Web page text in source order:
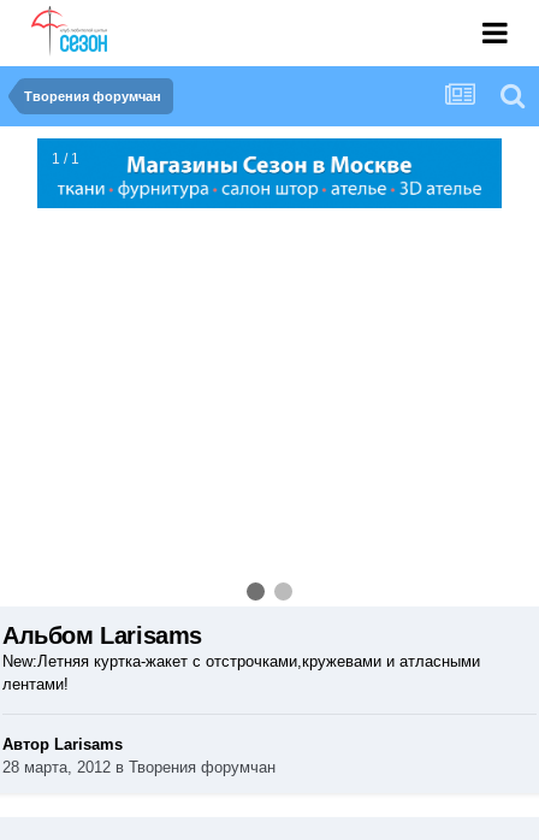
Творения форумчан
1 / 1
Альбом Larisams
New:Летняя куртка-жакет с отстрочками,кружевами и атласными
лентами!
Автор Larisams
28 марта, 2012 в Творения форумчан